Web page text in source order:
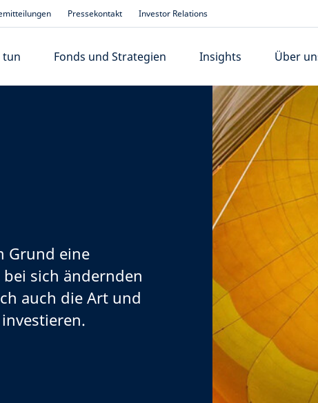
Pressekontakt Investor Relations
tun Fonds und Strategien Insights Über
Grund eine
sich ändernden
auch die Art und